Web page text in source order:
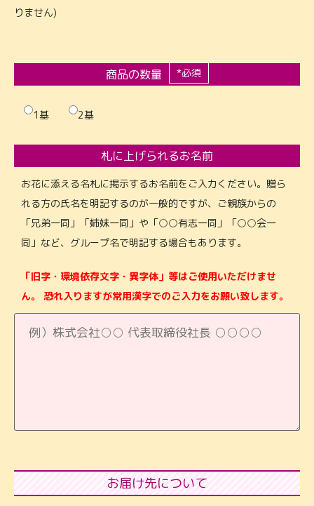
りません)
商品の数量 *必須
1基 2基
札に上げられるお名前
お花に添える名札に掲示するお名前をご入力ください。 贈ら
れる方の氏名を明記するのが一般的ですが、ご親族からの
「兄弟一同」「姉妹一同」や「○○有志一同」「○○会一
同」など、 グループ名で明記する場合もあります。
「旧字・環境依存文字・異字体」等はご使用いただけませ
ん。
恐れ入りますが常用漢字でのご入力をお願い致します。
お届け先について